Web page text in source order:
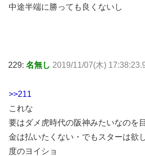
中途半端に勝っても良くないし
229: 名無し 2019/11/07(木)
>>211
これな
要はダメ虎時代の阪神みたいなのを
金は払いたくない・でもスターは欲
度のヨイショ